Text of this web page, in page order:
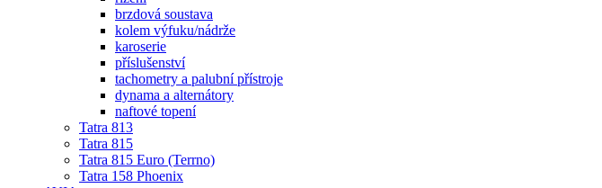
brzdová soustava
kolem výfuku/nádrže
karoserie
příslušenství
tachometry a palubní přístroje
dynama a alternátory
naftové topení
Tatra 813
Tatra 815
Tatra 815 Euro (Terrno)
Tatra 158 Phoenix